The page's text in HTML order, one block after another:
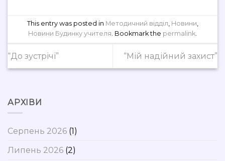
This entry was posted in Методичний відділ Новини
Новини Будинку учителя . Bookmark the permalink
“До зустрічі” “Мій надійний захист”
АРХІВИ
Серпень 2026 (1)
Липень 2026 (2)